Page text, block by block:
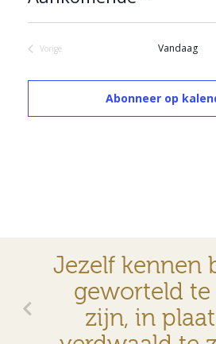
datum.
Vorige
Evenementen
Vandaag
Abonneer op
Jezelf kennen
geworteld
zijn, in